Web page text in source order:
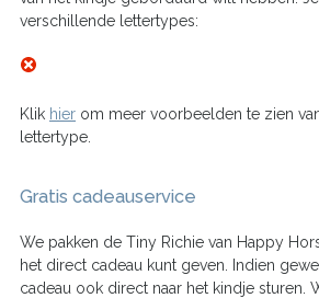
verschillende lettertypes:
Klik hier om meer voorbeelden te zien
lettertype.
Gratis cadeauservice
We pakken de Tiny Richie van Happy
het direct cadeau kunt geven. Indien
cadeau ook direct naar het kindje sturen.